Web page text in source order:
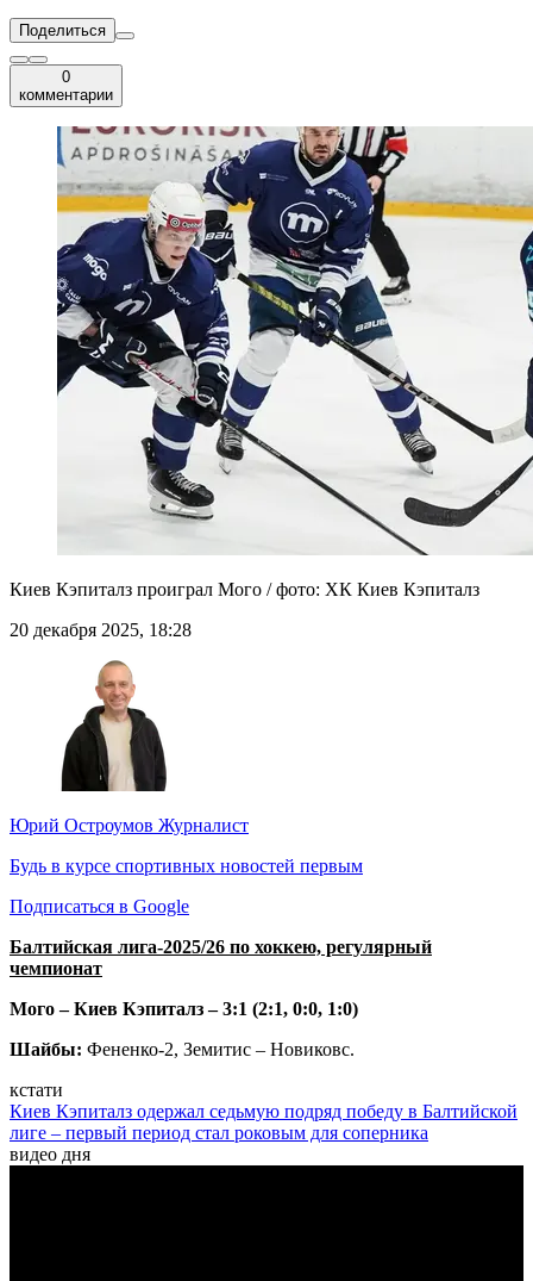
Поделиться
0
комментарии
Киев Кэпиталз проиграл Мого / фото: ХК Киев Кэпиталз
20 декабря 2025, 18:28
Юрий Остроумов Журналист
Будь в курсе спортивных новостей первым
Подписаться в Google
Балтийская лига-2025/26 по хоккею, регулярный
чемпионат
Мого – Киев Кэпиталз – 3:1 (2:1, 0:0, 1:0)
Шайбы: Фененко-2, Земитис – Новиковс.
кстати
Киев Кэпиталз одержал седьмую подряд победу в Балтийской
лиге – первый период стал роковым для соперника
видео дня